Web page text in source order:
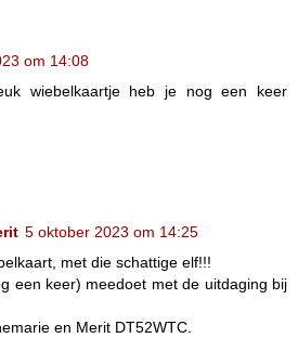
om 14:08
wiebelkaartje heb je nog een keer
5 oktober 2023 om 14:25
met die schattige elf!!!
een keer) meedoet met de uitdaging bij
en Merit DT52WTC.